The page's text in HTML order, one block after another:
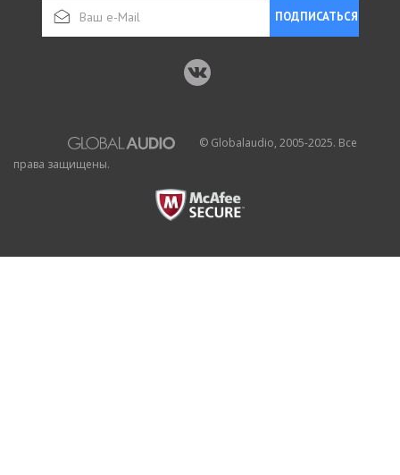
ПОДПИСАТЬСЯ
© Globalaudio, 2005-2025. Все
права защищены.